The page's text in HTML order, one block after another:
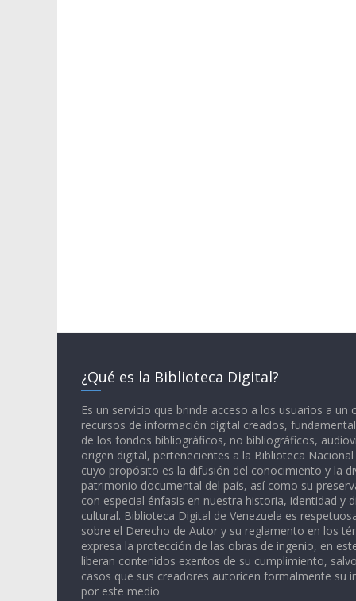
¿Qué es la Biblioteca Digital?
Es un servicio que brinda acceso a los usuarios a un
recursos de información digital creados,
de los fondos bibliográficos, no bibliográficos,
origen digital, pertenecientes a la Biblioteca Nacional
cuyo propósito es la difusión del conocimiento y la
patrimonio documental del país, así como su
con especial énfasis en nuestra historia, identidad y
cultural. Biblioteca Digital de Venezuela es
sobre el Derecho de Autor y su reglamento en los
expresa la protección de las obras de ingenio, en
liberan contenidos exentos de su cumplimiento,
casos que sus creadores autoricen formalmente su
por este medio